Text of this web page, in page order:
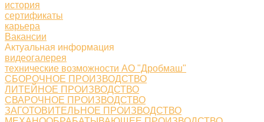
история
сертификаты
карьера
Вакансии
Актуальная информация
видеогалерея
технические возможности АО "Дробмаш"
СБОРОЧНОЕ ПРОИЗВОДСТВО
ЛИТЕЙНОЕ ПРОИЗВОДСТВО
СВАРОЧНОЕ ПРОИЗВОДСТВО
ЗАГОТОВИТЕЛЬНОЕ ПРОИЗВОДСТВО